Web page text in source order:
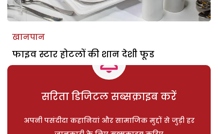
खानपान
फाइव स्टार होटलों की शान देशी फूड
सरिता डिजिटल सब्सक्राइब करें
अपनी पसंदीदा कहानियां और सामाजिक मुद्दों से जुड़ी हर